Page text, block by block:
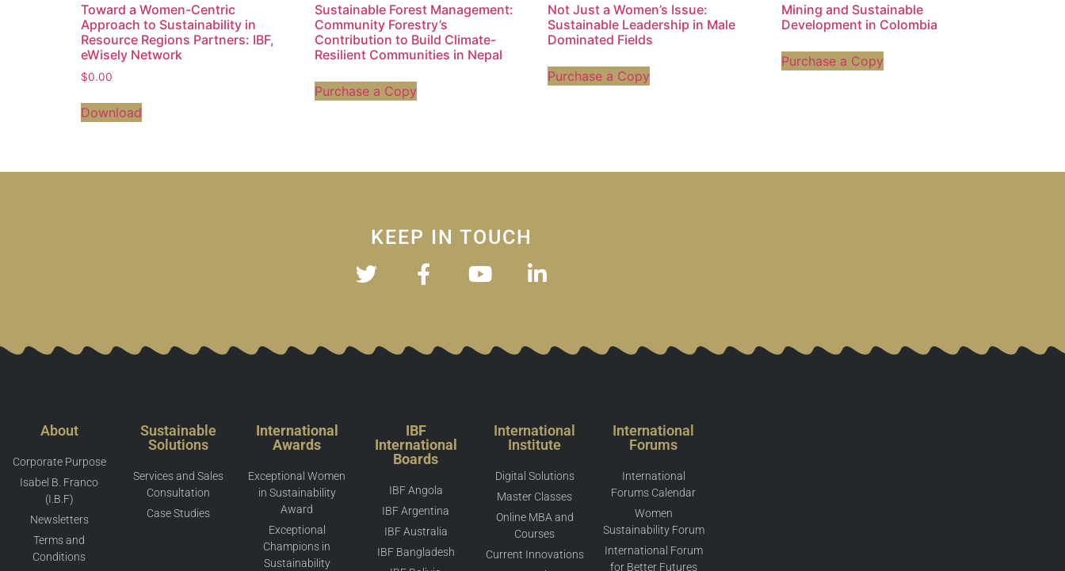
Toward a Women-Centric
Approach to Sustainability in
Resource Regions Partners: IBF,
eWisely Network
$0.00
Download
Sustainable Forest Management:
Community Forestry’s
Contribution to Build Climate-
Resilient Communities in Nepal
Purchase a Copy
Not Just a Women’s Issue:
Sustainable Leadership ​in Male
Dominated Fields
Purchase a Copy
Mining and Sustainable
Development in Colombia
Purchase a Copy
KEEP IN TOUCH
About
Corporate Purpose
Isabel B. Franco
(I.B.F)
Newsletters
Terms and
Conditions
Sustainable
Solutions
Services and Sales
Consultation
Case Studies
International
Awards
Exceptional Women
in Sustainability
Award
Exceptional
Champions in
Sustainability
IBF
International
Boards
IBF Angola
IBF Argentina
IBF Australia
IBF Bangladesh
International
Institute
Digital Solutions
Master Classes
Online MBA and
Courses
Current Innovations
International
Forums
International
Forums Calendar
Women
Sustainability Forum
International Forum
for Better Futures